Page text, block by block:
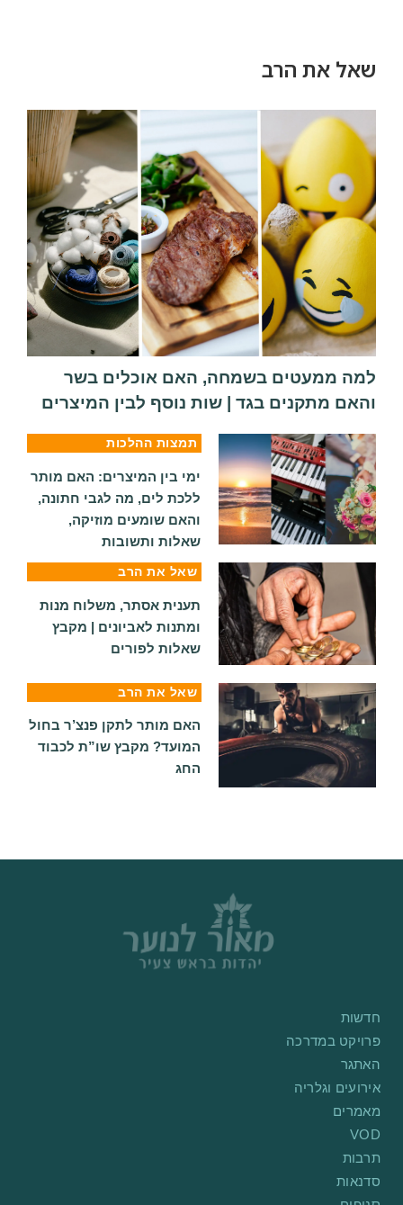
שאל את הרב
למה ממעטים בשמחה, האם אוכלים בשר
והאם מתקנים בגד | שות נוסף לבין המיצרים
תמצות ההלכות
ימי בין המיצרים: האם מותר
ללכת לים, מה לגבי חתונה,
והאם שומעים מוזיקה,
שאלות ותשובות
שאל את הרב
תענית אסתר, משלוח מנות
ומתנות לאביונים | מקבץ
שאלות לפורים
שאל את הרב
האם מותר לתקן פנצ’ר בחול
המועד? מקבץ שו”ת לכבוד
החג
חדשות
פרויקט במדרכה
האתגר
אירועים וגלריה
מאמרים
VOD
תרבות
סדנאות